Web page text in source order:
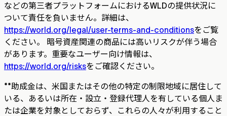
などの第三者プラットフォームにおけるWLDの提供状況に
ついて責任を負いません。詳細は、
https://world.org/legal/user-terms-and-conditionsをご覧
ください。 暗号資産関連の商品には高いリスクが伴う場合
があります。重要なユーザー向け情報は、
https://world.org/risksをご確認ください。
**助成金は、米国またはその他の特定の制限地域に居住して
いる、あるいは所在・設立・登録代理人を有している個人ま
たは企業を対象としておらず、これらの人々が利用すること